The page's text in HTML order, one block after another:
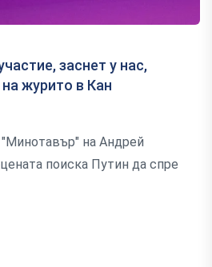
заснет у нас,
журито в Кан
"Минотавър" на Андрей
поиска Путин да спре